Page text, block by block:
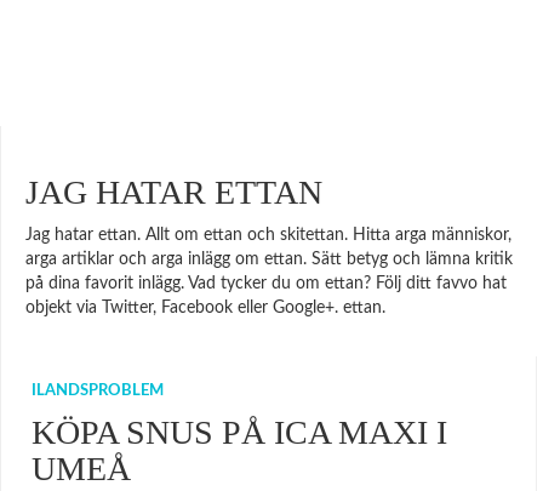
JAG HATAR ETTAN
Jag hatar ettan. Allt om ettan och skitettan. Hitta arga människor,
arga artiklar och arga inlägg om ettan. Sätt betyg och lämna kritik
på dina favorit inlägg. Vad tycker du om ettan? Följ ditt favvo hat
objekt via Twitter, Facebook eller Google+. ettan.
ILANDSPROBLEM
KÖPA SNUS PÅ ICA MAXI I
UMEÅ